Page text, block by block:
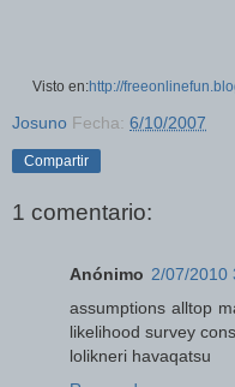
Visto en:http://
Josuno Fecha: 6/10/2007
Compartir
1 comentario:
Anónimo 2/07/2010
assumptions alltop
likelihood survey
lolikneri havaqatsu